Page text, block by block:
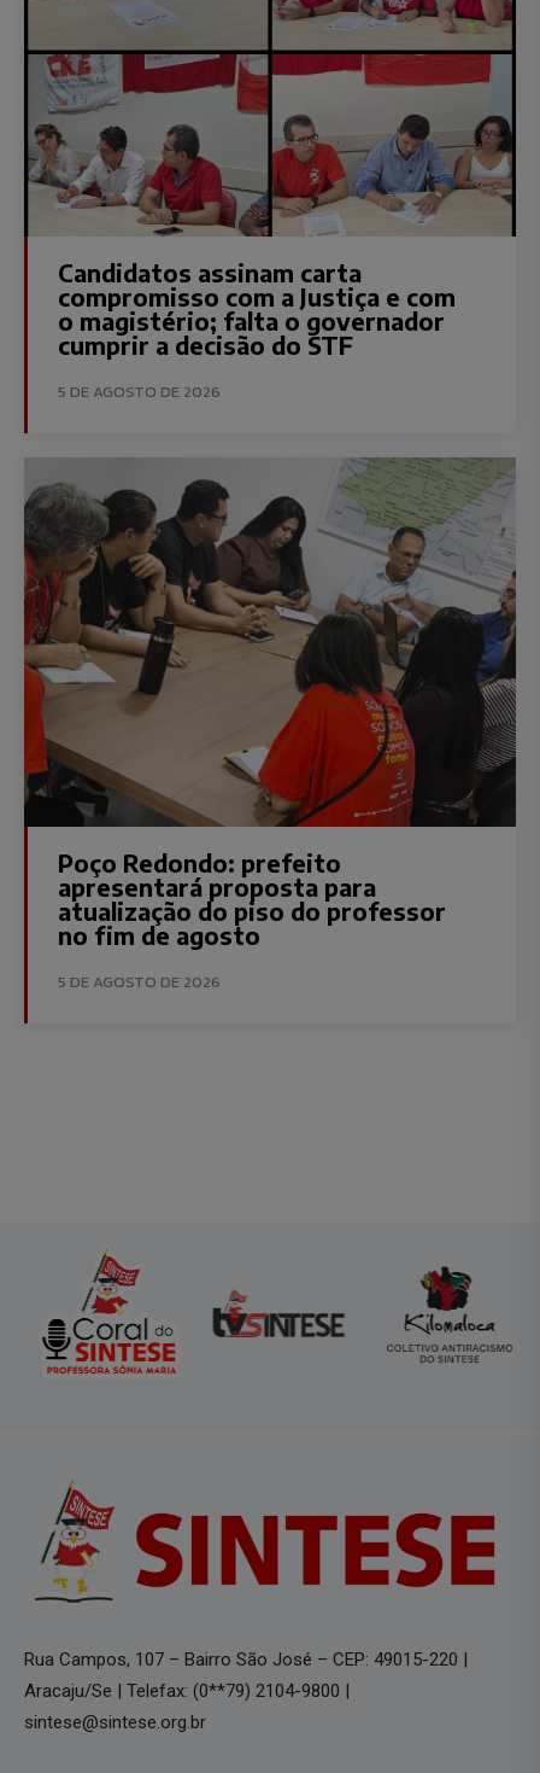
Candidatos assinam carta
compromisso com a Justiça e com
o magistério; falta o governador
cumprir a decisão do STF
5 DE AGOSTO DE 2026
Poço Redondo: prefeito
apresentará proposta para
atualização do piso do professor
no fim de agosto
5 DE AGOSTO DE 2026
Rua Campos, 107 – Bairro São José – CEP: 49015-220 |
Aracaju/Se | Telefax: (0**79) 2104-9800 |
sintese@sintese.org.br